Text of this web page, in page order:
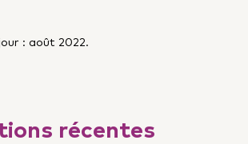
: août 2022.
récentes